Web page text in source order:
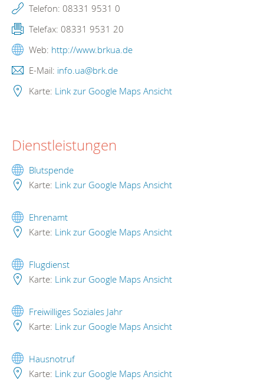
Telefon: 08331 9531 0
Telefax: 08331 9531 20
Web: http://www.brkua.de
E-Mail: info.ua@brk.de
Karte: Link zur Google Maps Ansicht
Dienstleistungen
Blutspende
Karte: Link zur Google Maps Ansicht
Ehrenamt
Karte: Link zur Google Maps Ansicht
Flugdienst
Karte: Link zur Google Maps Ansicht
Freiwilliges Soziales Jahr
Karte: Link zur Google Maps Ansicht
Hausnotruf
Karte: Link zur Google Maps Ansicht